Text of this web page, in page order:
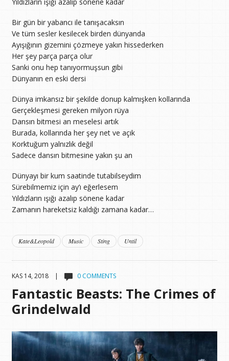
Bir gün bir yabancı ile tanışacaksın
Ve tüm sesler kesilecek birden dünyanda
Ayışığının gizemini çözmeye yakın hissederken
Her şey parça parça olur
Sanki onu hep tanıyormuşsun gibi
Dünyanın en eski dersi
Dünya imkansız bir şekilde donup kalmışken kollarında
Gerçekleşmesi gereken milyon rüya
Dansın bitmesi an meselesi artık
Burada, kollarında her şey net ve açık
Korktuğum yalnızlık değil
Sadece dansın bitmesine yakın şu an
Dünyayı bir kum saatinde tutabilseydim
Sürebilmemiz için ay’ı eğerlesem
Yıldızların ışığı azalıp sönene kadar
Zamanın hareketsiz kaldığı zamana kadar…
Kate&Leopold Music Sting Until
KAS 14, 2018 | 0 COMMENTS
Fantastic Beasts: The Crimes of
Grindelwald